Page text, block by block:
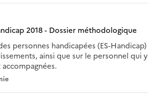
2018 - Dossier méthodologique
personnes handicapées (ES-Handicap)
ainsi que sur le personnel qui y